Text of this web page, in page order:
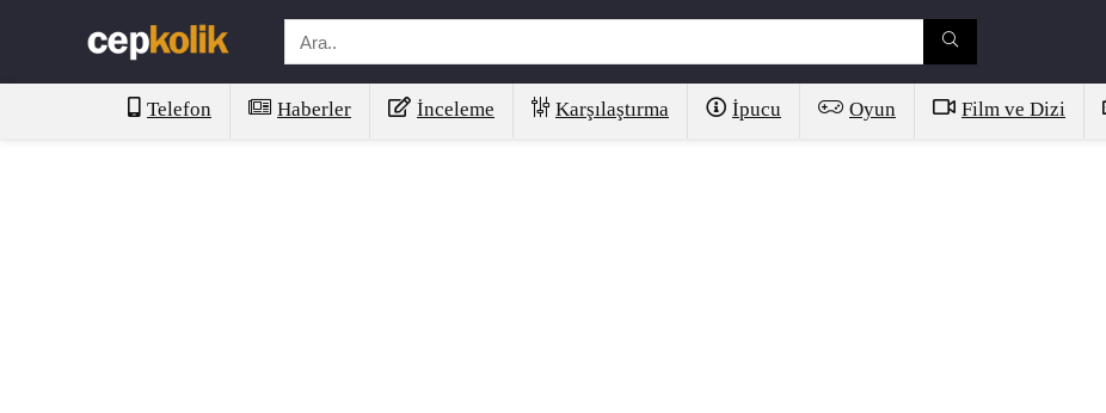
Telefon Haberler İnceleme Karşılaştırma İpucu Oyun Film ve Dizi